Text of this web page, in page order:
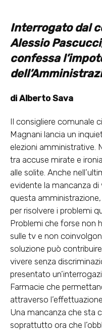
Interrogato dal
Alessio
confessa
di Alberto Sava
Il consigliere comunale
Magnani lancia un
elezioni amministrative.
tra accuse mirate e
alle solite. Anche
evidente la mancanza
questa
per risolvere i problemi
Problemi che forse non
sulle tv e non
soluzione può
vivere senza
presentato
Farmacie che
attraverso
Una mancanza che sta
soprattutto ora che